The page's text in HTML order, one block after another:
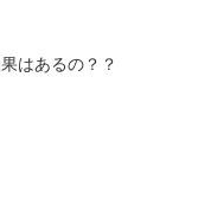
はあるの？？